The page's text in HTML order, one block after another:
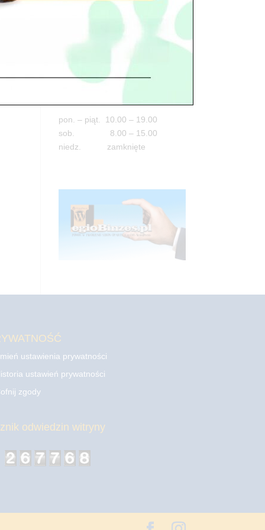
05-100 Nowy Dwór Mazowiecki
tel. 503 900 215
pon. – piąt. 10.00 – 19.00
sob. 8.00 – 15.00
niedz. zamknięte
ustawienia prywatności
ustawień prywatności
zgody
odwiedzin witryny